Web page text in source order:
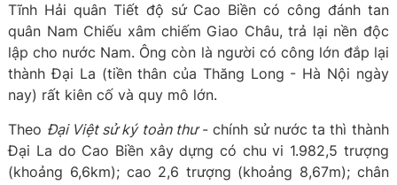
Tĩnh Hải quân Tiết độ sứ Cao Biền có công đánh tan
quân Nam Chiếu xâm chiếm Giao Châu, trả lại nền độc
lập cho nước Nam. Ông còn là người có công lớn đắp lại
thành Đại La (tiền thân của Thăng Long - Hà Nội ngày
nay) rất kiên cố và quy mô lớn.
Theo Đại Việt sử ký toàn thư- chính sử nước ta thì thành
Đại La do Cao Biền xây dựng có chu vi 1.982,5 trượng
(khoảng 6,6km); cao 2,6 trượng (khoảng 8,67m); chân